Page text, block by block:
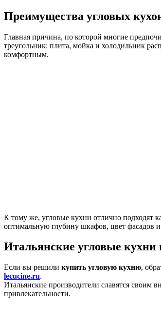
Преимущества угловых
Главная причина, по которой многие
треугольник: плита, мойка и холодильник
комфортным.
К тому же, угловые кухни отлично подходят
оптимальную глубину шкафов, цвет фасадов
Итальянские угловые кухни
Если вы решили купить угловую кухню,
lecucine.ru.
Итальянские производители славятся своим
привлекательности.